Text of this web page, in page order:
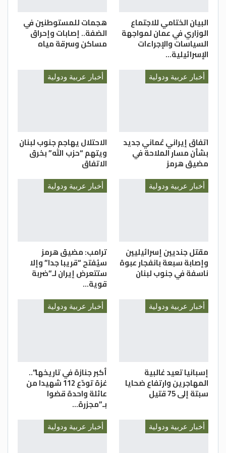
البيان الختامي للاجتماع
الوزاري في عمان لمواجهة
السياسات والإجراءات
الإسرائيلية…
هجمات للمستوطنين في
الضفة.. إصابات وإحراق
مساكن وسرقة مياه
أخبار عربية ودولية
اتفاق إيراني عُماني جديد
بشأن مسار الملاحة في
مضيق هرمز
أخبار عربية ودولية
الاحتلال يهاجم جنوب لبنان
ويتهم “حزب الله” بخرق
الاتفاق
أخبار عربية ودولية
مقتل جنديين إسرائيليين
وإصابة سبعة بانفجار عبوة
ناسفة في جنوب لبنان
أخبار عربية ودولية
ترامب: مضيق هرمز
سيُفتح “قريبا جدا” وإلا
ستتعرض إيران لـ”ضربة
قوية…
أخبار عربية ودولية
إسبانيا تعيد غالبية
المهاجرين وارتفاع ضحايا
سبتة إلى 75 قتيل
أخبار عربية ودولية
أكبر جنازة في تاريخها”..
غزة تودّع 112 شهيدا من
عائلة واحدة قضوا
بـ”مجزرة…
أخبار عربية ودولية أخبار عربية ودولية